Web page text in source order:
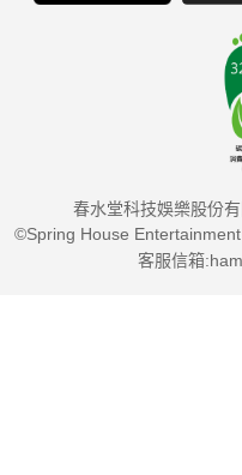
春水堂科技娛樂股份
©Spring House
客服信箱